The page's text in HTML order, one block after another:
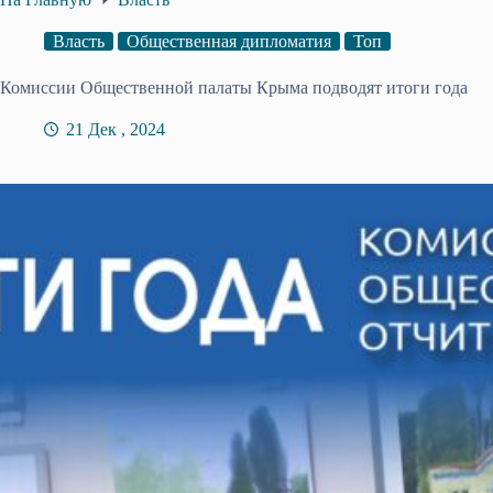
Власть Общественная дипломатия Топ
Комиссии Общественной палаты Крыма подводят итоги года
21 Дек , 2024